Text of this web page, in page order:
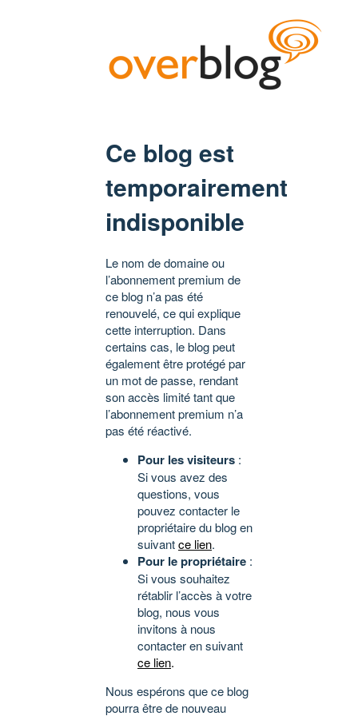
Ce blog est
temporairement
indisponible
Le nom de domaine ou
l’abonnement premium de
ce blog n’a pas été
renouvelé, ce qui explique
cette interruption. Dans
certains cas, le blog peut
également être protégé par
un mot de passe, rendant
son accès limité tant que
l’abonnement premium n’a
pas été réactivé.
Pour les visiteurs :
Si vous avez des
questions, vous
pouvez contacter le
propriétaire du blog en
suivantce lien.
Pour le propriétaire :
Si vous souhaitez
rétablir l’accès à votre
blog, nous vous
invitons à nous
contacter en suivant
ce lien.
Nous espérons que ce blog
pourra être de nouveau